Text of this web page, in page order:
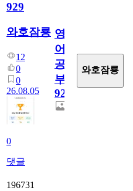
929
와호잠룡
12
0
0
26.08.05
0
댓글
영
어
공
부
929
와호잠룡
196731